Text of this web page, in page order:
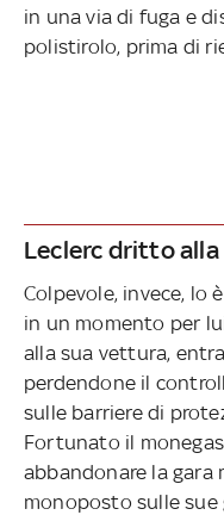
in una via di fuga e
polistirolo, prima di
Leclerc dritto
Colpevole, invece, lo
in un momento per
alla sua vettura,
perdendone il
sulle barriere di
Fortunato il
abbandonare la gara
monoposto sulle sue